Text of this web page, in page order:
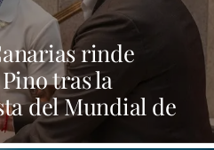
rinde
tras la
del Mundial de